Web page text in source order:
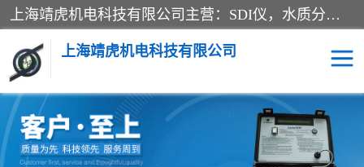
上海靖虎机电科技有限公司主营：SDI仪，水质分析仪，水质检测仪产品；上海靖虎机电科技有限公司在专业制造和研发等方面的强大的平台优势，利用自身在自动化仪表、自控系统及环保监测仪器的专长，以优良的技术，优越的产品质量和良好的服务质量与广大客户真诚合作。
上海靖虎机电科技有限公司
SDI仪 过滤膜过滤纸